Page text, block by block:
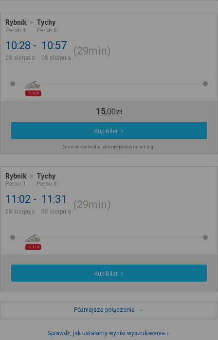
Rybnik
Peron II
Tychy
Peron III
10:28
08 sierpnia
10:57
08 sierpnia
29min
IC 106
15,00zł
Kup Bilet
Cena całkowita dla jednego pasażera bez ulgi
Rybnik
Peron II
Tychy
Peron III
11:02
08 sierpnia
11:31
08 sierpnia
29min
IC 113
Kup Bilet
Późniejsze połączenia
Sprawdź, jak ustalamy wyniki wyszukiwania